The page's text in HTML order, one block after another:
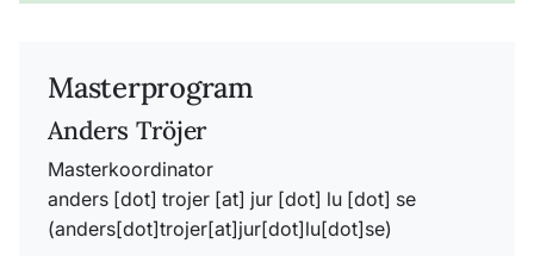
Masterprogram
Anders Tröjer
Masterkoordinator
anders [dot] trojer [at] jur [dot] lu [dot] se
(anders[dot]trojer[at]jur[dot]lu[dot]se)